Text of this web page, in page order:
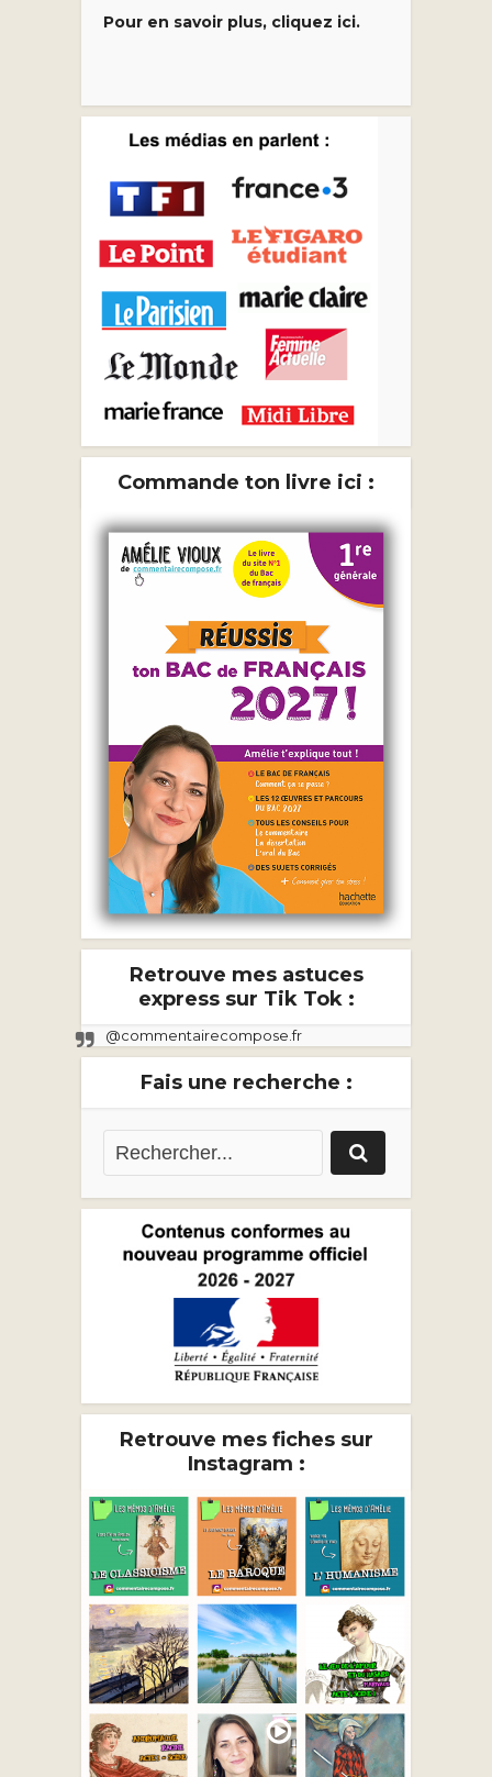
Pour en savoir plus, cliquez ici.
Commande ton livre ici :
Retrouve mes astuces
express sur Tik Tok :
@commentairecompose.fr
Fais une recherche :
Retrouve mes fiches sur
Instagram :